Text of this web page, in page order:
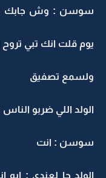
سوسن : وش جابك
يوم قلت انك تبي تروح
ولسمع تصفيق
الولد اللي ضربو الناس :
سوسن : انت
الولد جا لعندي : ايه